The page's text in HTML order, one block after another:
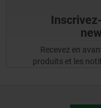
Recevez en
produits et les